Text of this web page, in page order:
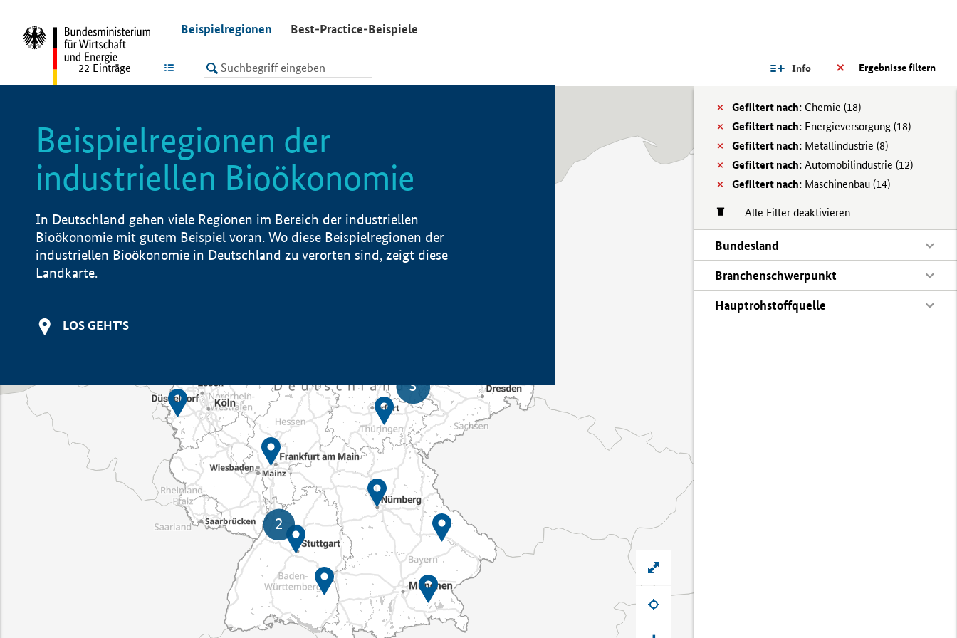
Beispielregionen Best-Practice-Beispiele
LISTE Ergebnisse filtern
Info
Gefiltert nach: Chemie (18)
Gefiltert nach: Energieversorgung (18)
Gefiltert nach: Metallindustrie (8)
Gefiltert nach: Automobilindustrie (12)
Gefiltert nach: Maschinenbau (14)
Alle Filter deaktivieren
Bundesland
Branchenschwerpunkt
Hauptrohstoffquelle
22 Einträge
Beispielregionen der
industriellen Bioökonomie
In Deutschland gehen viele Regionen im Bereich der industriellen
Bioökonomie mit gutem Beispiel voran. Wo diese Beispielregionen der
industriellen Bioökonomie in Deutschland zu verorten sind, zeigt diese
Landkarte.
LOS GEHT'S